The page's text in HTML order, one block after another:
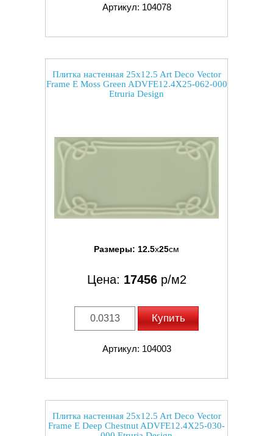
Артикул: 104078
Плитка настенная 25x12.5 Art Deco Vector
Frame E Moss Green ADVFE12.4X25-062-000
Etruria Design
Размеры: 12.5x25см
Цена: 17456р/м2
Купить
Артикул: 104003
Плитка настенная 25x12.5 Art Deco Vector
Frame E Deep Chestnut ADVFE12.4X25-030-